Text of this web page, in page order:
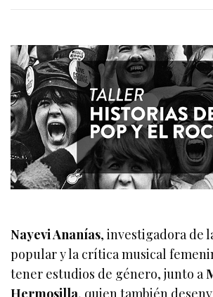
Nayevi Ananías, investigadora de
popular y la crítica musical
tener estudios de género, junto a